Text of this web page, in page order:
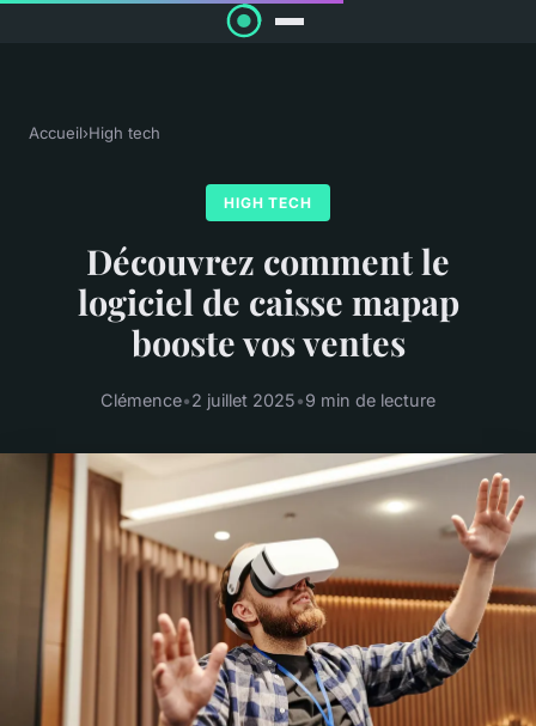
Accueil›High tech
HIGH TECH
Découvrez comment le
logiciel de caisse mapap
booste vos ventes
Clémence•2 juillet 2025•9 min de lecture